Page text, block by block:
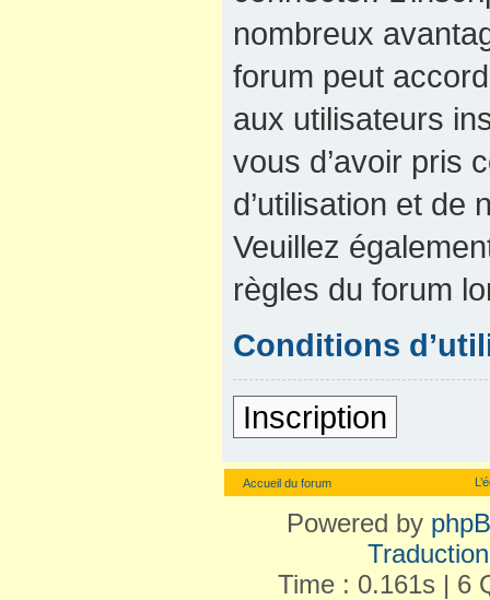
nombreux
forum peut
aux utilisateurs
vous d’avoir pris
d’utilisation et de
Veuillez
règles du forum
Conditions
Inscription
Accueil du forum
Powered by
Time : 0.161s | 6